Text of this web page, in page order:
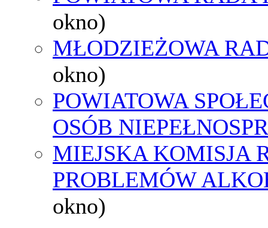
okno)
MŁODZIEŻOWA
okno)
POWIATOWA
OSÓB
MIEJSKA KOMISJA
PROBLEMÓW
okno)